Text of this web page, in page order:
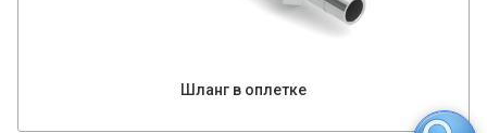
Шланг в оплетке